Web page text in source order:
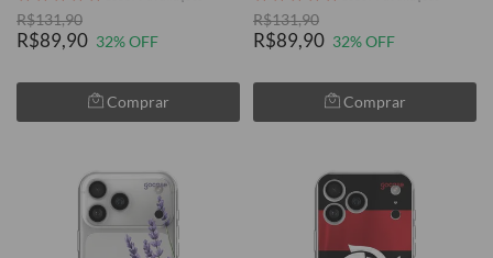
R$131,90
R$89,90 32% OFF
Comprar
R$131,90
R$89,90 32% OFF
Comprar